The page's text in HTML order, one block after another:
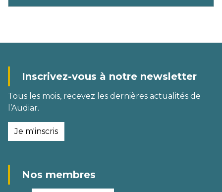
Inscrivez-vous à notre newsletter
Tous les mois, recevez les dernières actualités de
l’Audiar.
Je m'inscris
Nos membres